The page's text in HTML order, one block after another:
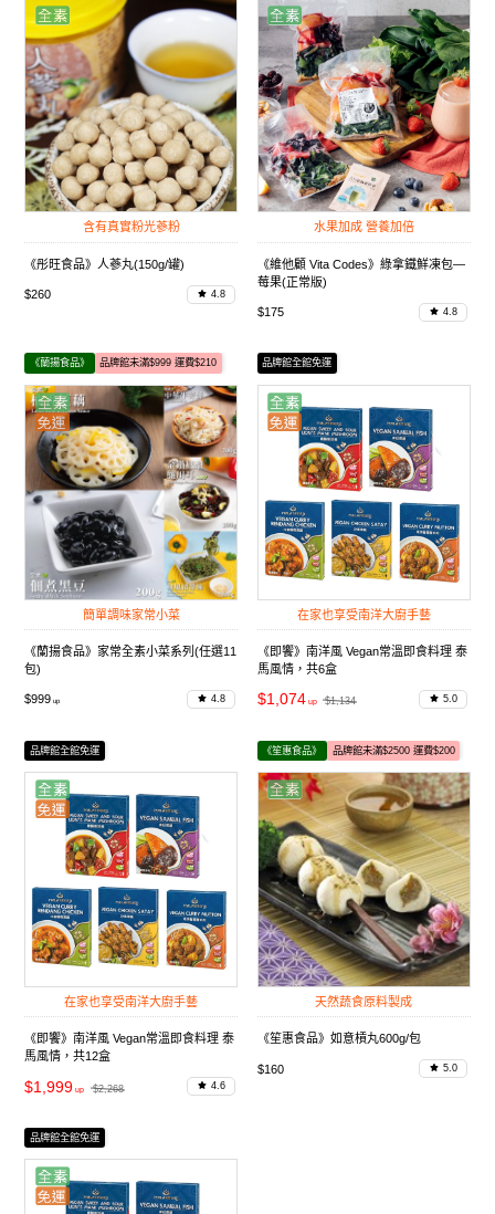
含有真實粉光蔘粉
《彤旺食品》人蔘丸(150g/罐)
$260 4.8
水果加成 營養加倍
《維他顧 Vita Codes》綠拿鐵鮮凍包—
莓果(正常版)
$175 4.8
《蘭揚食品》 品牌館未滿$999 運費$210
簡單調味家常小菜
《蘭揚食品》家常全素小菜系列(任選11
包)
$999 4.8
品牌館全館免運
在家也享受南洋大廚手藝
《即饗》南洋風 Vegan常溫即食料理 泰
馬風情，共6盒
$1,074 $1,134 5.0
品牌館全館免運
在家也享受南洋大廚手藝
《即饗》南洋風 Vegan常溫即食料理 泰
馬風情，共12盒
$1,999 $2,268 4.6
《笙惠食品》 品牌館未滿$2500 運費$200
天然蔬食原料製成
《笙惠食品》如意槓丸600g/包
$160 5.0
品牌館全館免運